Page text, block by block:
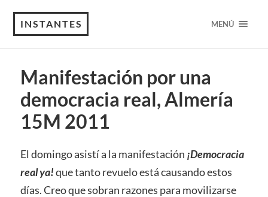
INSTANTES MENÚ
Manifestación por una
democracia real, Almería
15M 2011
El domingo asistí a la manifestación ¡Democracia
real ya!que tanto revuelo está causando estos
días. Creo que sobran razones para movilizarse